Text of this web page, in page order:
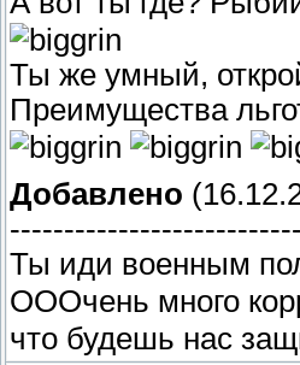
Ты же умный,
Преимущества
Добавлено
Ты иди военным
ОООчень много
что будешь нас